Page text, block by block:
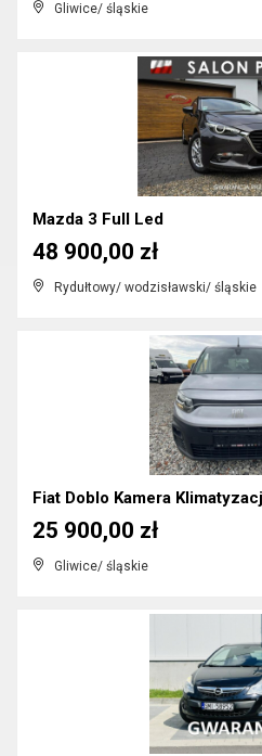
Gliwice/ śląskie
Mazda 3 Full Led
Rydułtowy/ wodzisławski/ śląskie
48 900,00 zł
Fiat Doblo Kamera
Gliwice/ śląskie
25 900,00 zł